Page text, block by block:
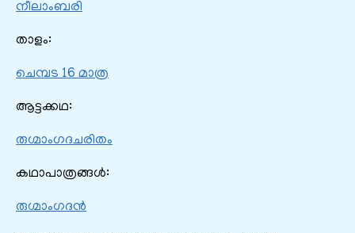
നീലാംബരി
താളം:
ചെമ്പട 16 മാത്ര
ആട്ടക്കഥ:
രുഗ്മാംഗദചരിതം
കഥാപാത്രങ്ങൾ:
രുഗ്മാംഗദന്‍